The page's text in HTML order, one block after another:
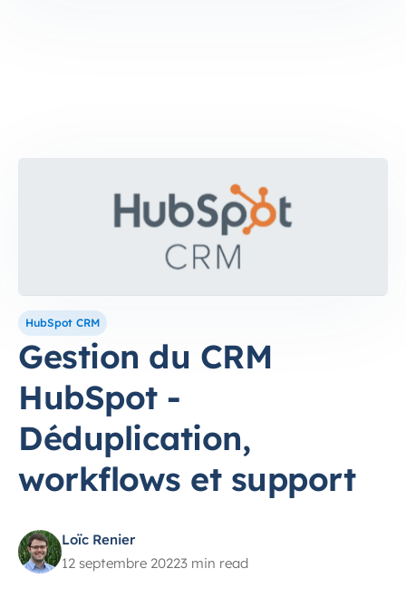
HubSpot CRM
Gestion du CRM
HubSpot -
Déduplication,
workflows et support
Loïc Renier
12 septembre 20223 min read